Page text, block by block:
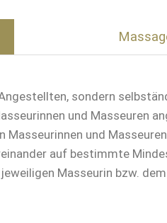
sondern
und
Masseurinnen und
auf bestimmte
Masseurin bzw.